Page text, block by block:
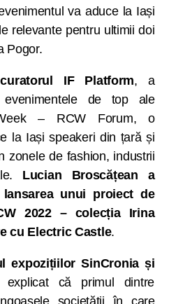
va aduce la Iași
relevante pentru ultimii doi
Pogor.
IF Platform, a
de top ale
– RCW Forum, o
la Iași speakeri din țară și
zonele de fashion, industrii
Lucian Broscățean a
unui proiect de
2022 – colecția Irina
cu Electric Castle.
expozițiilor SinCronia și
că primul dintre
societății în care